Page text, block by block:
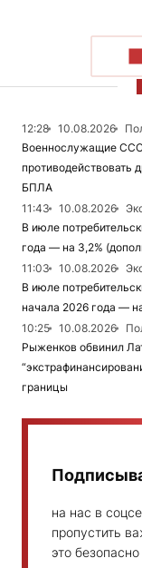
12:28 10.08.2026
Военнослужащие ССО
противодействовать
БПЛА
11:43
10.08.2026
В июле
года — на 3,2%
11:03
10.08.2026
В июле
начала 2026 года —
10:25
10.08.2026
Рыженков обвинил
границы
на нас в
пропустить
это